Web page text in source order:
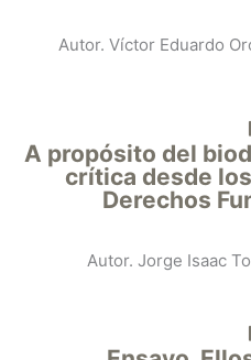
Autor. Víctor Eduardo
A propósito del
crítica desde
Derechos
Autor. Jorge Isaac